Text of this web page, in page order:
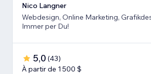
Nico Langner
Webdesign, Online Marketing,
Immer per Du!
5,0 (43)
À partir de 1 500 $